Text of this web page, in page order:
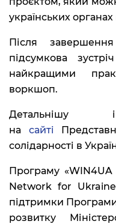
українських
Після
підсумкова
найкращими
воркшоп.
Детальнішу
на сайті
солідарності в
Програму
Network for
підтримки Програми
розвитку